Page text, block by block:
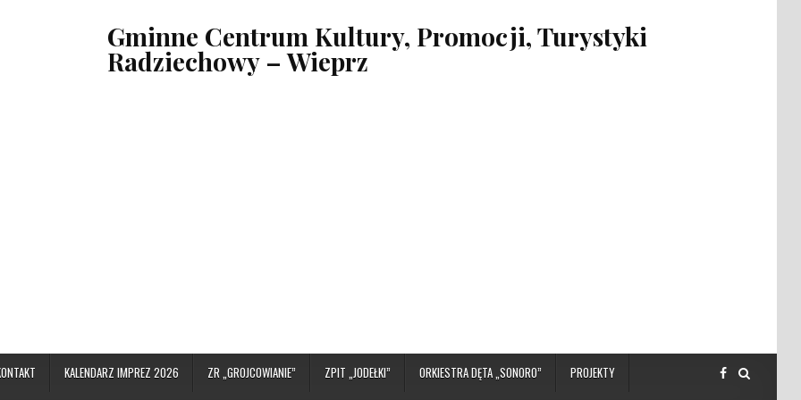
Gminne Centrum Kultury, Promocji, Turystyki
Radziechowy – Wieprz
KALENDARZ IMPREZ 2026 ZR „GROJCOWIANIE” ZPIT „JODEŁKI” ORKIESTRA DĘTA „SONORO” PROJEKTY